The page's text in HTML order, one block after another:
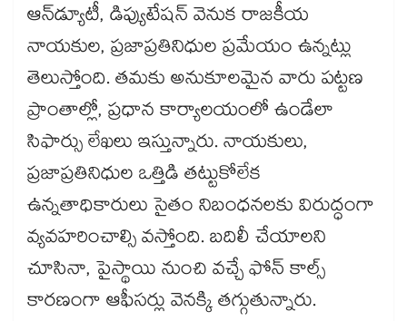
ఆన్‌‌‌‌‌‌‌‌‌‌‌‌‌‌‌‌‌‌‌‌‌‌‌‌‌‌‌‌‌‌‌‌డ్యూటీ, డిప్యుటేషన్‌‌‌‌‌‌‌‌‌‌‌‌‌‌‌‌‌‌‌‌‌‌‌‌‌‌‌‌‌‌‌‌ వెనుక రాజకీయ
నాయకుల, ప్రజాప్రతినిధుల ప్రమేయం ఉన్నట్లు
తెలుస్తోంది. తమకు అనుకూలమైన వారు పట్టణ
ప్రాంతాల్లో, ప్రధాన కార్యాలయంలో ఉండేలా
సిఫార్సు లేఖలు ఇస్తున్నారు. నాయకులు,
ప్రజాప్రతినిధుల ఒత్తిడి తట్టుకోలేక
ఉన్నతాధికారులు సైతం నిబంధనలకు విరుద్ధంగా
వ్యవహరించాల్సి వస్తోంది. బదిలీ చేయాలని
చూసినా, పైస్థాయి నుంచి వచ్చే ఫోన్‌‌‌‌‌‌‌‌‌‌‌‌‌‌‌‌‌‌‌‌‌‌‌‌‌‌‌‌‌‌‌‌ కాల్స్‌‌‌‌‌‌‌‌‌‌‌‌‌‌‌‌‌‌‌‌‌‌‌‌‌‌‌‌‌‌‌‌
కారణంగా ఆఫీసర్లు వెనక్కి తగ్గుతున్నారు.